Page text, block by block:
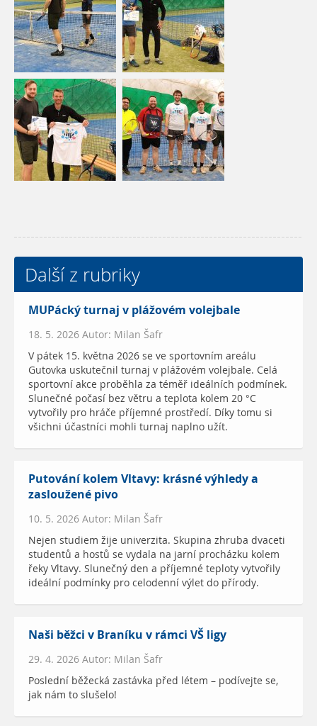
Další z rubriky
MUPácký turnaj v plážovém volejbale
18. 5. 2026 Autor: Milan Šafr
V pátek 15. května 2026 se ve sportovním areálu
Gutovka uskutečnil turnaj v plážovém volejbale. Celá
sportovní akce proběhla za téměř ideálních podmínek.
Slunečné počasí bez větru a teplota kolem 20 °C
vytvořily pro hráče příjemné prostředí. Díky tomu si
všichni účastníci mohli turnaj naplno užít.
Putování kolem Vltavy: krásné výhledy a
zasloužené pivo
10. 5. 2026 Autor: Milan Šafr
Nejen studiem žije univerzita. Skupina zhruba dvaceti
studentů a hostů se vydala na jarní procházku kolem
řeky Vltavy. Slunečný den a příjemné teploty vytvořily
ideální podmínky pro celodenní výlet do přírody.
Naši běžci v Braníku v rámci VŠ ligy
29. 4. 2026 Autor: Milan Šafr
Poslední běžecká zastávka před létem – podívejte se,
jak nám to slušelo!